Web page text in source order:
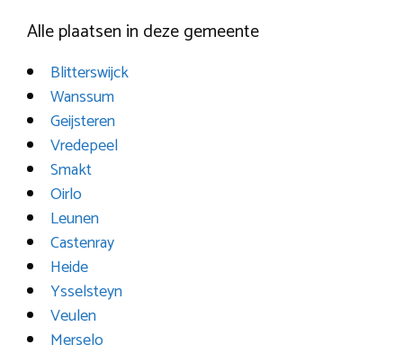
Alle plaatsen in deze gemeente
Blitterswijck
Wanssum
Geijsteren
Vredepeel
Smakt
Oirlo
Leunen
Castenray
Heide
Ysselsteyn
Veulen
Merselo